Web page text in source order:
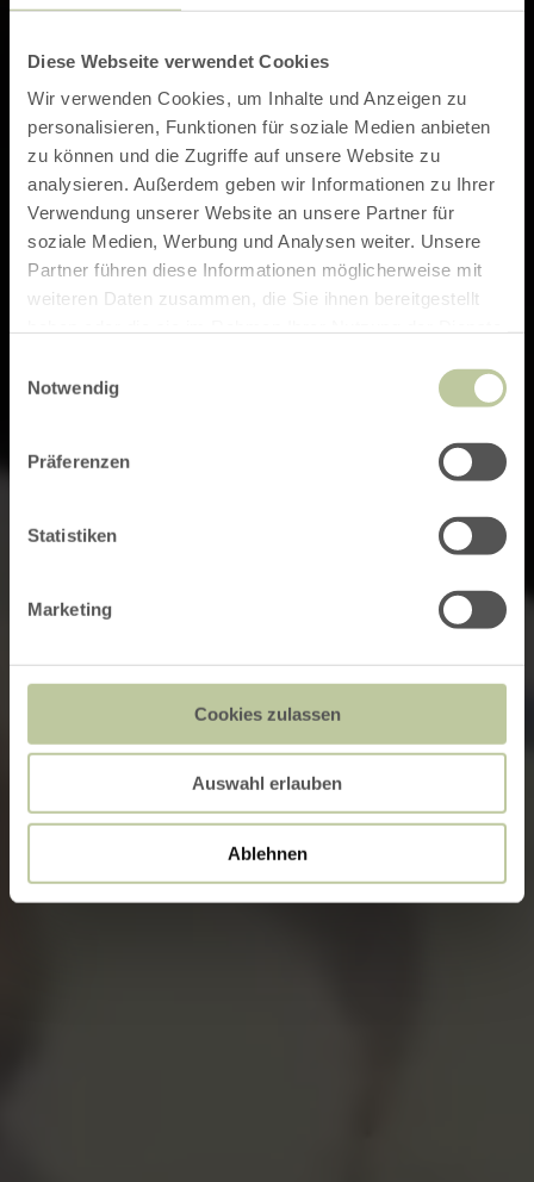
Diese Webseite verwendet Cookies
Wir verwenden Cookies, um Inhalte und Anzeigen zu
personalisieren, Funktionen für soziale Medien anbieten
zu können und die Zugriffe auf unsere Website zu
analysieren. Außerdem geben wir Informationen zu Ihrer
Verwendung unserer Website an unsere Partner für
soziale Medien, Werbung und Analysen weiter. Unsere
Partner führen diese Informationen möglicherweise mit
weiteren Daten zusammen, die Sie ihnen bereitgestellt
Notwendig
Präferenzen
Statistiken
Marketing
Cookies zulassen
Auswahl erlauben
Ablehnen